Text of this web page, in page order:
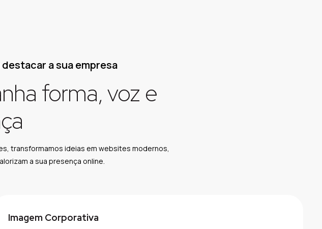
a sua empresa
forma, voz e
transformamos ideias em websites modernos,
a sua presença online.
Imagem Corporativa